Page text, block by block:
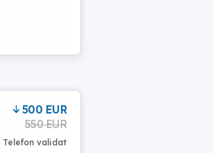
500 EUR
550 EUR
Telefon validat